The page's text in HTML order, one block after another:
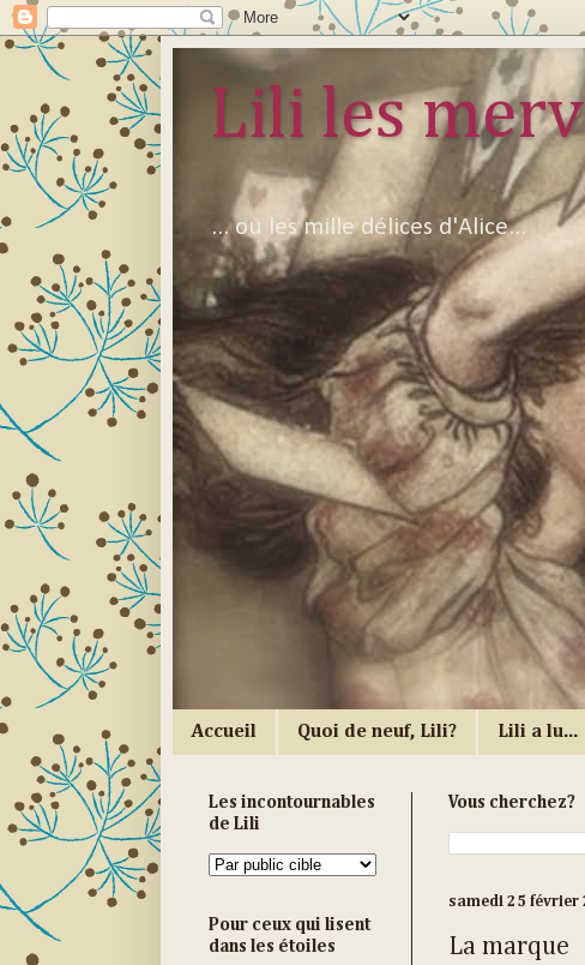
Lili les
... ou les mille délices d'Alice...
Accueil Quoi de neuf, Lili? Lili a lu...
Vous cherchez?
samedi 25 février
La marque
Les incontournables
de Lili
Pour ceux qui lisent
dans les étoiles